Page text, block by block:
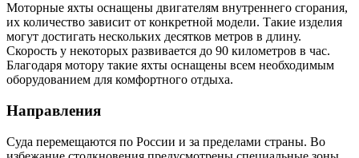
Моторные яхты оснащены двигателям внутреннего сгорания,
их количество зависит от конкретной модели. Такие изделия
могут достигать нескольких десятков метров в длину.
Скорость у некоторых развивается до 90 километров в час.
Благодаря мотору такие яхты оснащены всем необходимым
оборудованием для комфортного отдыха.
Направления
Суда перемещаются по России и за пределами страны. Во